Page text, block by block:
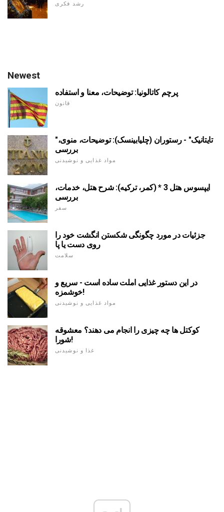
رشد فکری
Newest
پرچم کاتالونیا: توضیحات، معنا و استفاده
قانون
"تایتانیک" - رستوران (چلیابینسک): توضیحات، منوی،
بررسی
مواد غذایی و نوشیدنی
ایپسوس هتل 3 * (کمر، ترکیه): شرح هتل، خدمات،
بررسی
سفر
جزئیات در مورد چگونگی شکستن انگشت خود را
روی دست یا پا
سلامت
در این دستور غذایی املت ساده است - سریع و
خوشمزه!
مواد غذایی و نوشیدنی
کوکتل ها چه چیزی را انجام می دهند؟ معشوقه
شورا!
غذا و نوشیدنی